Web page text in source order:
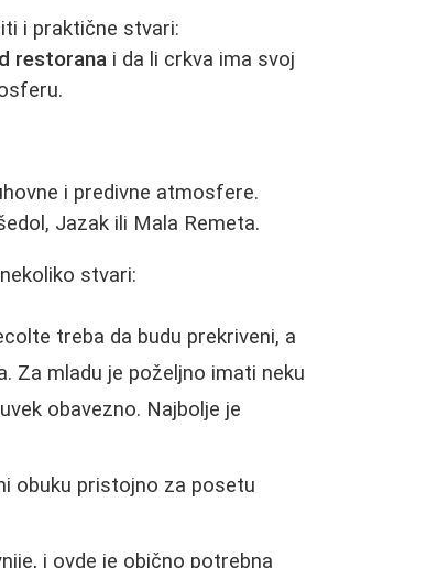
i praktične stvari:
restorana i da li crkva ima svoj
i predivne atmosfere.
Jazak ili Mala Remeta.
stvari:
treba da budu prekriveni, a
Za mladu je poželjno imati neku
obavezno. Najbolje je
obuku pristojno za posetu
i ovde je obično potrebna